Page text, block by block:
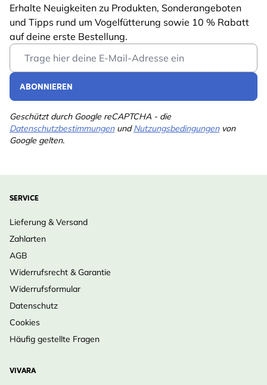
Erhalte Neuigkeiten zu Produkten, Sonderangeboten
und Tipps rund um Vogelfütterung sowie 10 % Rabatt
auf deine erste Bestellung.
Email Address
ABONNIEREN
Geschützt durch Google reCAPTCHA - die
DatenschutzbestimmungenundNutzungsbedingungenvon
Google gelten.
SERVICE
Lieferung & Versand
Zahlarten
AGB
Widerrufsrecht & Garantie
Widerrufsformular
Datenschutz
Cookies
Häufig gestellte Fragen
VIVARA